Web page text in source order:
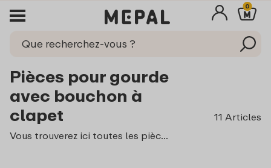
0
Pièces pour gourde
avec bouchon à
clapet
11 Articles
Vous trouverez ici toutes les pièces disponibles pour la gourde Campus avec bouchon à clapet. Les pièces sont compatibles avec toutes les variantes de la gourde avec bouchon à clapet : transparente, en acier inoxydable et isotherme.